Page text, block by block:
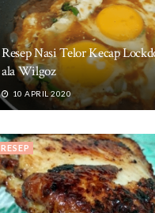
Resep Nasi Telor Kecap
ala Wilgoz
10 APRIL 2020
RESEP